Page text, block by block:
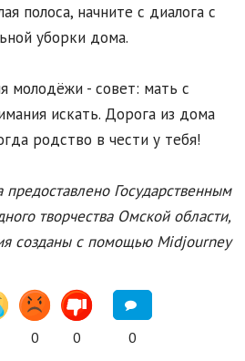
полоса, начните с диалога с
уборки дома.
молодёжи - совет: мать с
искать. Дорога из дома
родство в чести у тебя!
предоставлено Государственным
творчества Омской области,
созданы с помощью Midjourney
0 0 0